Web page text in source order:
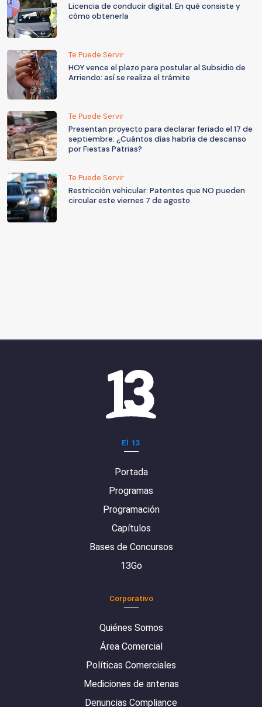
Licencia de conducir digital: En qué consiste y
cómo obtenerla
Te Puede Servir
HOY vence el plazo para postular al Subsidio de
Arriendo: así se realiza el trámite
Te Puede Servir
Presentan proyecto para declarar feriado el 17 de
septiembre: ¿Cuántos días habría de descanso
por Fiestas Patrias?
Te Puede Servir
Restricción vehicular: Patentes que NO pueden
circular este viernes 7 de agosto
El 13
Portada
Programas
Programación
Capítulos
Bases de Concursos
13Go
Corporativo
Quiénes Somos
Área Comercial
Políticas Comerciales
Mediciones de antenas
Denuncias Compliance